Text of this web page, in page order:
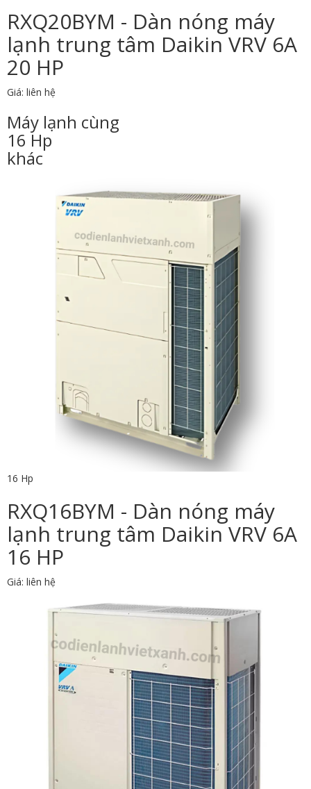
RXQ20BYM - Dàn nóng máy
lạnh trung tâm Daikin VRV 6A
20 HP
Giá: liên hệ
Máy lạnh cùng
16 Hp
khác
16 Hp
RXQ16BYM - Dàn nóng máy
lạnh trung tâm Daikin VRV 6A
16 HP
Giá: liên hệ